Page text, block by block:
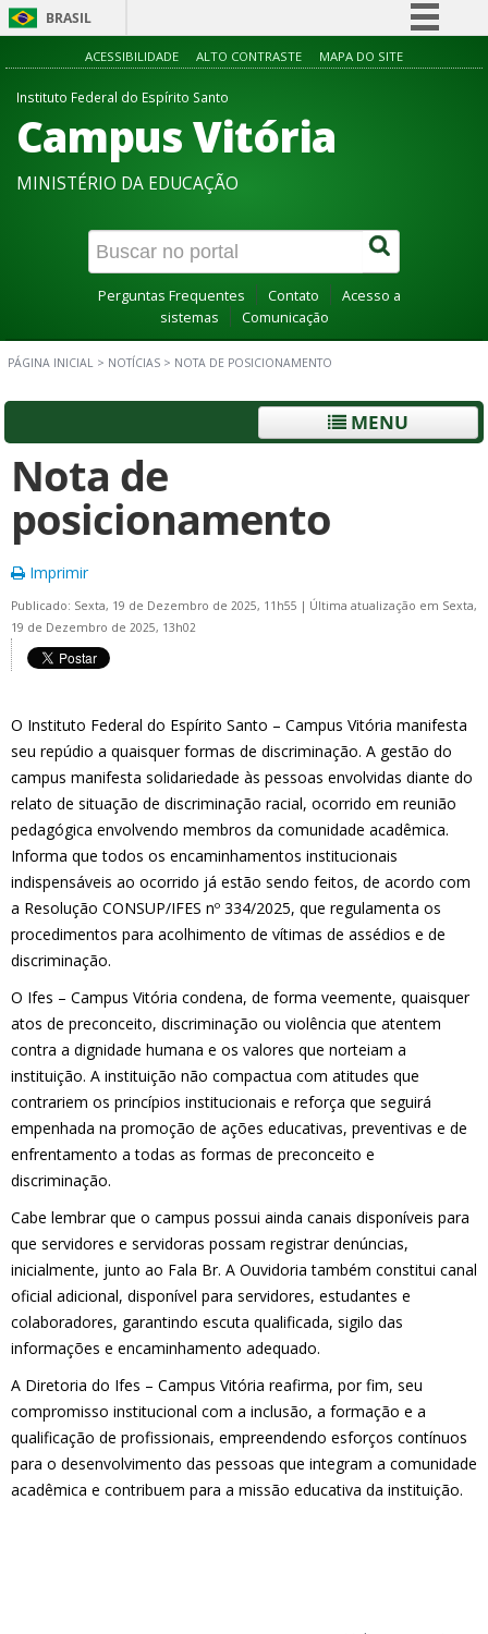
BRASIL
Simplifique!
Acesso à informação
Canais
ACESSIBILIDADE ALTO CONTRASTE MAPA DO SITE
Instituto Federal do Espírito Santo
Campus Vitória
MINISTÉRIO DA EDUCAÇÃO
Perguntas Frequentes Contato
Acesso a
sistemas
Comunicação
PÁGINA INICIAL > NOTÍCIAS > NOTA DE POSICIONAMENTO
MENU
Nota de
posicionamento
Imprimir
Publicado: Sexta, 19 de Dezembro de 2025, 11h55 | Última atualização em Sexta,
19 de Dezembro de 2025, 13h02
O Instituto Federal do Espírito Santo – Campus Vitória manifesta
seu repúdio a quaisquer formas de discriminação. A gestão do
campus manifesta solidariedade às pessoas envolvidas diante do
relato de situação de discriminação racial, ocorrido em reunião
pedagógica envolvendo membros da comunidade acadêmica.
Informa que todos os encaminhamentos institucionais
indispensáveis ao ocorrido já estão sendo feitos, de acordo com
a Resolução CONSUP/IFES nº 334/2025, que regulamenta os
procedimentos para acolhimento de vítimas de assédios e de
discriminação.
O Ifes – Campus Vitória condena, de forma veemente, quaisquer
atos de preconceito, discriminação ou violência que atentem
contra a dignidade humana e os valores que norteiam a
instituição. A instituição não compactua com atitudes que
contrariem os princípios institucionais e reforça que seguirá
empenhada na promoção de ações educativas, preventivas e de
enfrentamento a todas as formas de preconceito e
discriminação.
Cabe lembrar que o campus possui ainda canais disponíveis para
que servidores e servidoras possam registrar denúncias,
inicialmente, junto ao Fala Br. A Ouvidoria também constitui canal
oficial adicional, disponível para servidores, estudantes e
colaboradores, garantindo escuta qualificada, sigilo das
informações e encaminhamento adequado.
A Diretoria do Ifes – Campus Vitória reafirma, por fim, seu
compromisso institucional com a inclusão, a formação e a
qualificação de profissionais, empreendendo esforços contínuos
para o desenvolvimento das pessoas que integram a comunidade
acadêmica e contribuem para a missão educativa da instituição.